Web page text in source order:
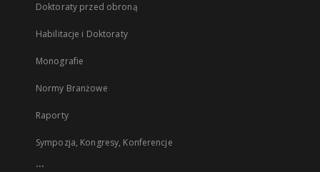
Doktoraty przed obroną
Habilitacje i Doktoraty
Monografie
Normy Branżowe
Raporty
Sympozja, Kongresy, Konferencje
...